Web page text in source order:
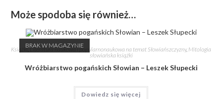
Może spodoba się również…
BRAK W MAGAZYNIE
Książki,Literatura naukowa i popularnonaukowa na temat Słowiańszczyzny, Mitologia
słowiańska książki
Wróżbiarstwo pogańskich Słowian – Leszek Słupecki
Dowiedz się więcej